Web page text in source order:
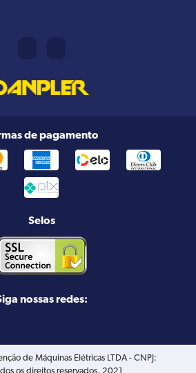
de pagamento
Selos
nossas redes:
de Máquinas Elétricas LTDA - CNPJ: